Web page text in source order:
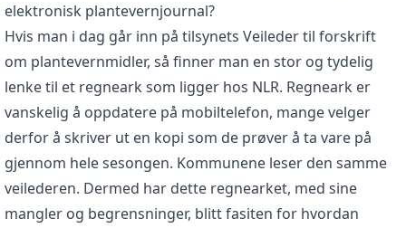
elektronisk plantevernjournal?
Hvis man i dag går inn på tilsynets Veileder til forskrift
om plantevernmidler, så finner man en stor og tydelig
lenke til et regneark som ligger hos NLR. Regneark er
vanskelig å oppdatere på mobiltelefon, mange velger
derfor å skriver ut en kopi som de prøver å ta vare på
gjennom hele sesongen. Kommunene leser den samme
veilederen. Dermed har dette regnearket, med sine
mangler og begrensninger, blitt fasiten for hvordan